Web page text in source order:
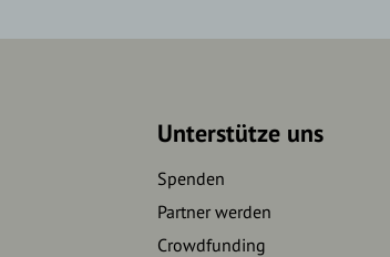
Unterstütze uns
Spenden
Partner werden
Crowdfunding